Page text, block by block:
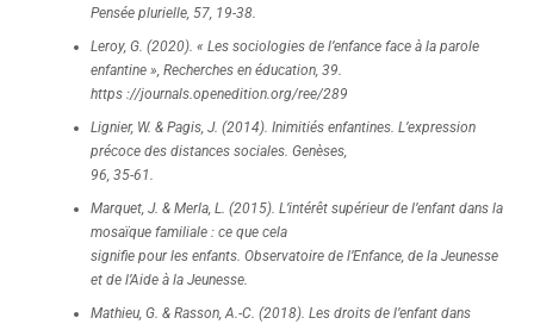
Pensée plurielle, 57, 19-38.
Leroy, G. (2020). « Les sociologies de l’enfance face à la parole
enfantine », Recherches en éducation, 39.
https ://journals.openedition.org/ree/289
Lignier, W. & Pagis, J. (2014). Inimitiés enfantines. L’expression
précoce des distances sociales. Genèses,
96, 35-61.
Marquet, J. & Merla, L. (2015). L’intérêt supérieur de l’enfant dans la
mosaïque familiale : ce que cela
signifie pour les enfants. Observatoire de l’Enfance, de la Jeunesse
et de l’Aide à la Jeunesse.
Mathieu, G. & Rasson, A.-C. (2018). Les droits de l’enfant dans